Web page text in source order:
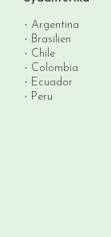
Argentina
Brasilien
Chile
Colombia
Ecuador
Peru